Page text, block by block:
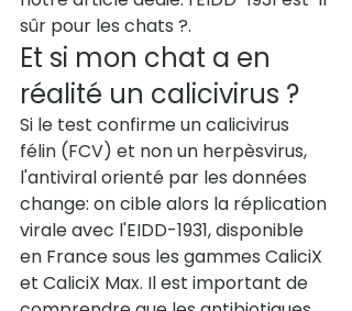
sûr pour les chats ?.
Et si mon chat a en
réalité un calicivirus ?
Si le test confirme un calicivirus
félin (FCV) et non un herpèsvirus,
l'antiviral orienté par les données
change: on cible alors la réplication
virale avec l'EIDD-1931, disponible
en France sous les gammes CaliciX
et CaliciX Max. Il est important de